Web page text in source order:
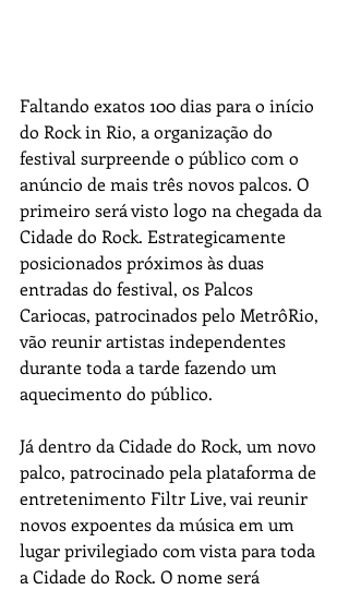
Faltando exatos 100 dias para o início
do Rock in Rio, a organização do
festival surpreende o público com o
anúncio de mais três novos palcos. O
primeiro será visto logo na chegada da
Cidade do Rock. Estrategicamente
posicionados próximos às duas
entradas do festival, os Palcos
Cariocas, patrocinados pelo MetrôRio,
vão reunir artistas independentes
durante toda a tarde fazendo um
aquecimento do público.
Já dentro da Cidade do Rock, um novo
palco, patrocinado pela plataforma de
entretenimento Filtr Live, vai reunir
novos expoentes da música em um
lugar privilegiado com vista para toda
a Cidade do Rock. O nome será